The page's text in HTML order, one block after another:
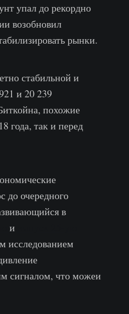
упал до рекордно
возобновил
рынки.
стабильной и
и 20 239
похожие
года, так и перед
до очередного
в
и
исследованием
сигналом, что можеи